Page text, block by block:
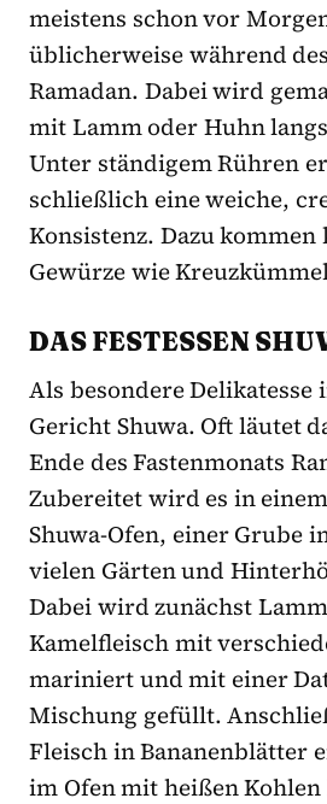
meistens schon vor
üblicherweise während
Ramadan. Dabei wird
mit Lamm oder Huhn
Unter ständigem Rühren
schließlich eine weiche,
Konsistenz. Dazu kommen
Gewürze wie
DAS FESTESSEN
Als besondere Delikatesse
Gericht Shuwa. Oft läutet
Ende des Fastenmonats
Zubereitet wird es in
Shuwa-Ofen, einer Grube
vielen Gärten und
Dabei wird zunächst
Kamelfleisch mit
mariniert und mit einer
Mischung gefüllt.
Fleisch in Bananenblätter
im Ofen mit heißen